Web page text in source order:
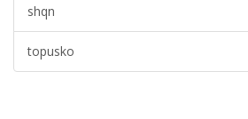
shqn
topusko